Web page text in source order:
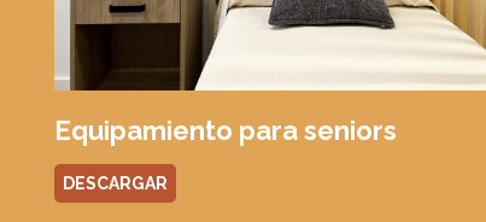
Equipamiento para seniors
DESCARGAR